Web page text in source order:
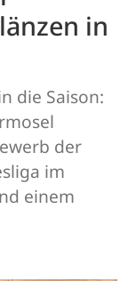
in
die Saison:
der
im
einem